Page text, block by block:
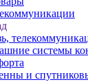
системы
и